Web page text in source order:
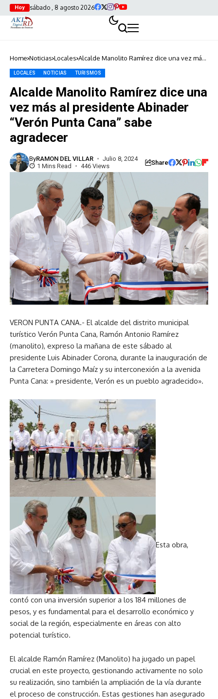
Hoy sábado , 8 agosto 2026
Home Noticias Locales Alcalde Manolito Ramírez dice una vez más
sabe agradecer
LOCALES NOTICIAS TURISMOS
Alcalde Manolito Ramírez dice una
vez más al presidente Abinader
“Verón Punta Cana” sabe
agradecer
ByRAMON DEL VILLAR
Julio 8, 2024
1 Mins Read
446 Views Share
VERON PUNTA CANA.- El alcalde del distrito municipal
turístico Verón Punta Cana, Ramón Antonio Ramírez
(manolito), expreso la mañana de este sábado al
presidente Luis Abinader Corona, durante la inauguración de
la Carretera Domingo Maíz y su interconexión a la avenida
Punta Cana: » presidente, Verón es un pueblo agradecido».
Esta obra,
contó con una inversión superior a los 184 millones de
pesos, y es fundamental para el desarrollo económico y
social de la región, especialmente en áreas con alto
potencial turístico.
El alcalde Ramón Ramírez (Manolito) ha jugado un papel
crucial en este proyecto, gestionando activamente no solo
su realización, sino también la ampliación de la vía durante
el proceso de construcción. Estas gestiones han asegurado